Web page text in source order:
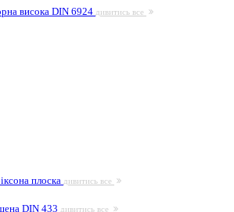
висока DIN 6924 дивитись все
плоска дивитись все
DIN 433 дивитись все